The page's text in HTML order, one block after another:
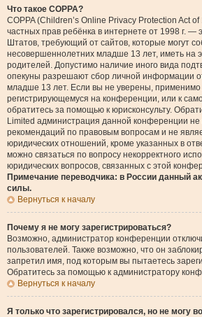
Что такое COPPA?
COPPA (Children’s Online Privacy Protection Act
частных прав ребёнка в интернете от 1998 г. —
Штатов, требующий от сайтов, которые могут
несовершеннолетних младше 13 лет, иметь на
родителей. Допустимо наличие иного вида
опекуны разрешают сбор личной информации
младше 13 лет. Если вы не уверены, применимо
регистрирующемуся на конференции, или к
обратитесь за помощью к юрисконсульту.
Limited администрация данной конференции не
рекомендаций по правовым вопросам и не
юридических отношений, кроме указанных в
можно связаться по вопросу некорректного
юридических вопросов, связанных с этой
Примечание переводчика: в России данный
силы.
Вернуться к началу
Почему я не могу зарегистрироваться?
Возможно, администратор конференции
пользователей. Также возможно, что он
запретил имя, под которым вы пытаетесь
Обратитесь за помощью к администратору
Вернуться к началу
Я только что зарегистрировался, но не могу